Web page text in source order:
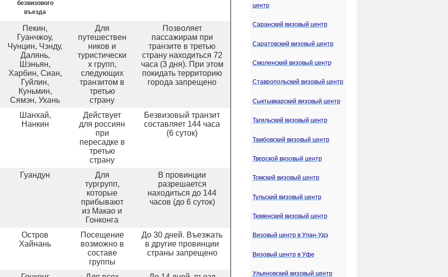
безвизового
въезда
Пекин,
Гуанчжоу,
Чунцин, Чэнду,
Далянь,
Шэньян,
Харбин, Сиан,
Гуйлин,
Куньмин,
Сямэн, Ухань
Для
путешествен
ников и
туристически
х групп,
следующих
транзитом в
третью
страну
Позволяет
пассажирам при
транзите в третью
страну находиться 72
часа (3 дня). При этом
покидать территорию
города запрещено
Шанхай,
Нанкин
Действует
для россиян
при
пересадке в
третью
страну
Безвизовый транзит
составляет 144 часа
(6 суток)
Гуандун
Для
тургрупп,
которые
прибывают
из Макао и
Гонконга
В провинции
разрешается
находиться до 144
часов (до 6 суток)
Остров
Хайнань
Посещение
возможно в
составе
группы
До 30 дней. Въезжать
в другие провинции
страны запрещено
центр
Саранский визовый центр
Саратовский визовый центр
Смоленский визовый центр
Ставропольский визовый центр
Сыктывкарский визовый центр
Тагильский визовый центр
Тамбовский визовый центр
Тверской визовый центр
Томский визовый центр
Тульский визовый центр
Тюменский визовый центр
Визовый центр в Улан-Удэ
Визовый центр в Уфе
Ульяновский визовый центр